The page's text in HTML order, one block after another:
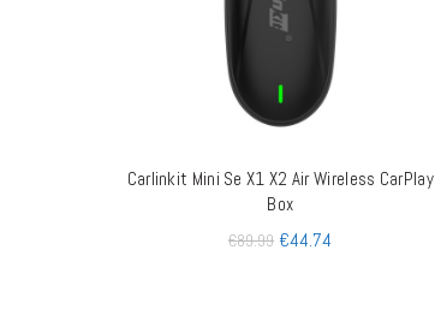
QUICK SHOP
Carlinkit Mini Se X1 X2 Air Wireless CarPlay
Box
€89.99 €44.74